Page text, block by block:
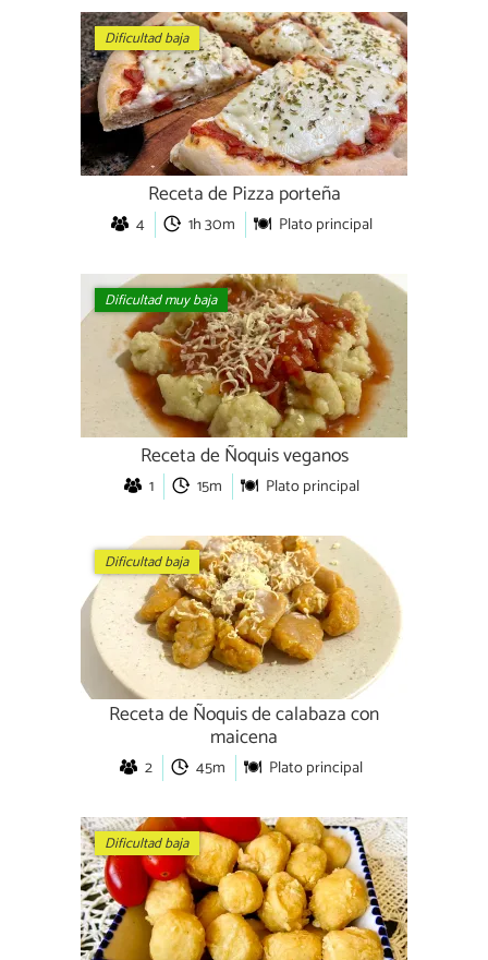
Dificultad baja
Receta de Pizza porteña
4 1h 30m Plato principal
Dificultad muy baja
Receta de Ñoquis veganos
1 15m Plato principal
Dificultad baja
Receta de Ñoquis de calabaza con
maicena
2 45m Plato principal
Dificultad baja